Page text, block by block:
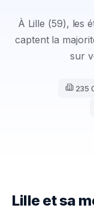
À Lille (59), les
captent la
sur
235
Lille et sa